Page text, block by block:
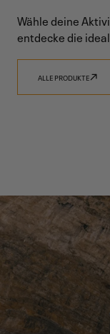
Wähle deine
entdecke die
ALLE PRODUKTE